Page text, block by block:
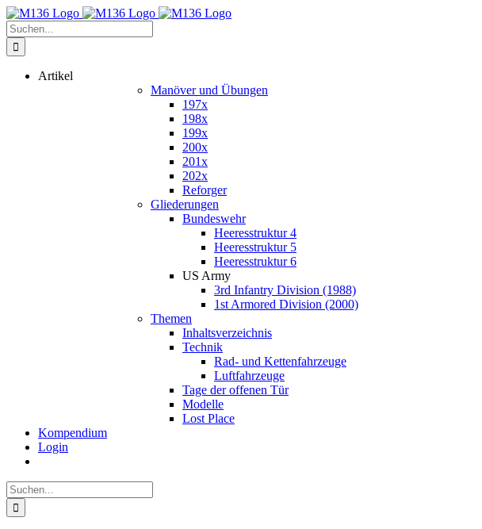
Zum
Inhalt
springen
Suche
nach:
Artikel
Manöver und Übungen
197x
198x
199x
200x
201x
202x
Reforger
Gliederungen
Bundeswehr
Heeresstruktur 4
Heeresstruktur 5
Heeresstruktur 6
US Army
3rd Infantry Division (1988)
1st Armored Division (2000)
Themen
Inhaltsverzeichnis
Technik
Rad- und Kettenfahrzeuge
Luftfahrzeuge
Tage der offenen Tür
Modelle
Lost Place
Kompendium
Login
Suche
nach: